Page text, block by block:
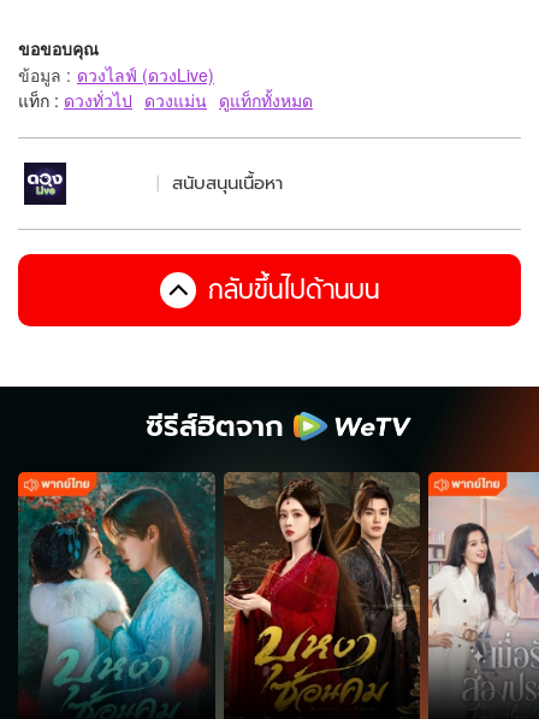
ขอขอบคุณ
ข้อมูล : ดวงไลฟ์ (ดวงLive)
แท็ก : ดวงทั่วไป ดวงแม่น ดูแท็กทั้งหมด
สนับสนุนเนื้อหา
กลับขึ้นไปด้านบน
ซีรีส์ฮิตจาก